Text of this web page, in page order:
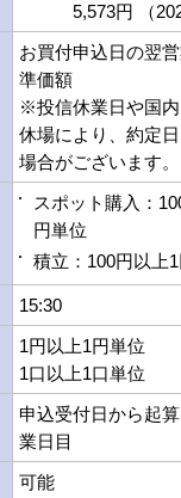
5,573円 （
お買付申込日の翌
準価額
※投信休業日や国
休場により、約定
場合がございます。
スポット購入：
円単位
積立：100円以上
15:30
1円以上1円単位
1口以上1口単位
申込受付日から起
業日目
可能